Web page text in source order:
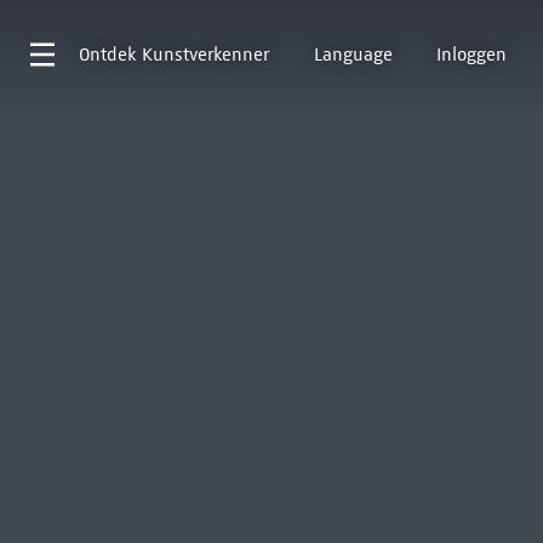
Ontdek Kunstverkenner Language Inloggen